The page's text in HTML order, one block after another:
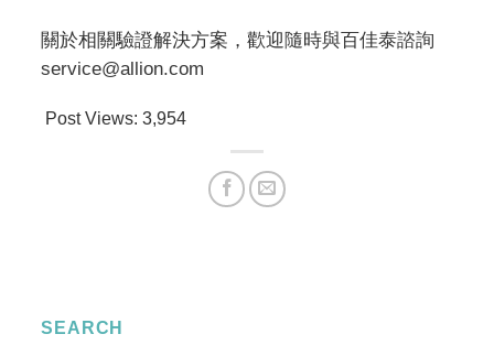
關於相關驗證解決方案，歡迎隨時與百佳泰諮詢
service@allion.com
Post Views:3,954
SEARCH